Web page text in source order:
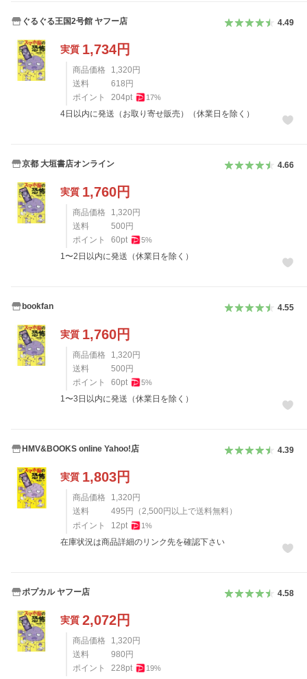
ぐるぐる王国2号館 ヤフー店 4.49
実質 1,734円
商品価格 1,320 円
送料
618 円
ポイント
204pt 17%
4日以内に発送（お取り寄せ販売）（休業日を除く）
京都 大垣書店オンライン 4.66
実質 1,760円
商品価格 1,320 円
送料
500 円
ポイント
60pt 5%
1〜2日以内に発送（休業日を除く）
bookfan 4.55
実質 1,760円
商品価格 1,320 円
送料
500 円
ポイント
60pt 5%
1〜3日以内に発送（休業日を除く）
HMV&BOOKS online Yahoo!店 4.39
実質 1,803円
商品価格 1,320 円
送料
495 円 （2,500 円以上で送料無料）
ポイント
12pt 1%
在庫状況は商品詳細のリンク先を確認下さい
ポプカル ヤフー店 4.58
実質 2,072円
商品価格 1,320 円
送料
980 円
ポイント
228pt 19%